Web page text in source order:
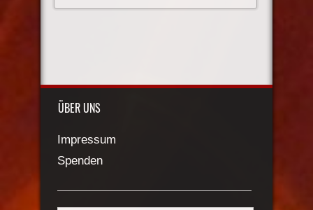
ÜBER UNS
Impressum
Spenden